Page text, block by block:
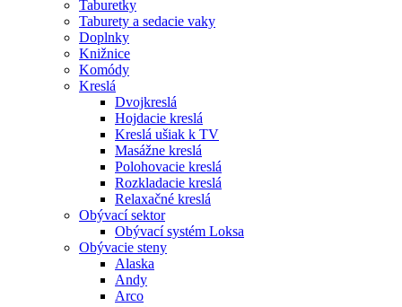
Taburetky
Taburety a sedacie vaky
Doplnky
Knižnice
Komódy
Kreslá
Dvojkreslá
Hojdacie kreslá
Kreslá ušiak k TV
Masážne kreslá
Polohovacie kreslá
Rozkladacie kreslá
Relaxačné kreslá
Obývací sektor
Obývací systém Loksa
Obývacie steny
Alaska
Andy
Arco